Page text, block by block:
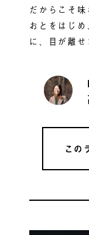
だからこそ
おとをはじ
に、目が離せ
この
この